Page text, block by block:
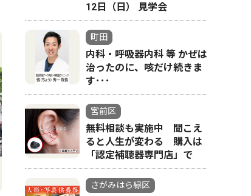
12日（日） 見学会
町田
内科・呼吸器内科 等 かぜは
治ったのに、咳だけ続きま
す･･･
宮前区
無料相談も実施中 聞こえ
ると人生が変わる 購入は
「認定補聴器専門店」で
さがみはら緑区